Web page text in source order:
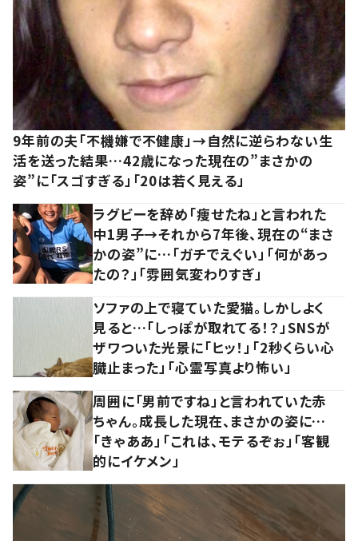
9年前の夫「不機嫌で不健康」→自然に逆らわない生
活を送った結果…42歳になった現在の”まさかの
姿”に「スゴすぎる」「20は若く見える」
ラグビーを辞め「痩せたね」と言われた
中1男子→それから7年後、現在の“まさ
かの姿”に…「ガチでえぐい」「何があっ
たの？」「雰囲気変わりすぎ」
ソファの上で寝ていた愛猫。しかしよく
見ると…「しっぽが取れてる！？」SNSが
ザワついた光景に「ヒッ！」「2秒くらい心
臓止まった」「心霊写真より怖い」
周囲に「男前ですね」と言われていた赤
ちゃん。成長した現在、まさかの姿に…
「きゃああ」「これは、モテるぞぉ」「客観
的にイケメン」